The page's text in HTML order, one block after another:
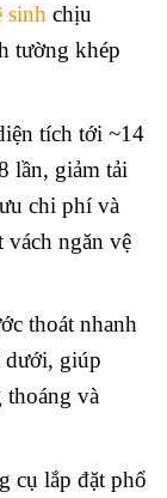
sinh chịu
tường khép
tích tới ~14
lần, giảm tải
chi phí và
vách ngăn vệ
thoát nhanh
dưới, giúp
thoáng và
cụ lắp đặt phổ